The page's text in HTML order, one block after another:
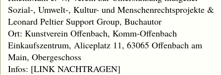
Sozial-, Umwelt-, Kultur- und Menschenrechtsprojekte &
Leonard Peltier Support Group, Buchautor
Ort: Kunstverein Offenbach, Komm-Offenbach
Einkaufszentrum, Aliceplatz 11, 63065 Offenbach am
Main, Obergeschoss
Infos: [LINK NACHTRAGEN]